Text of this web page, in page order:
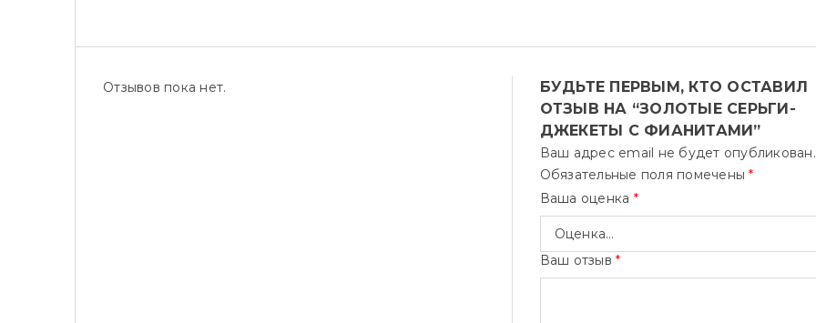
Отзывов пока нет.
БУДЬТЕ ПЕРВЫМ, КТО ОСТАВИЛ
ОТЗЫВ НА “ЗОЛОТЫЕ СЕРЬГИ-
ДЖЕКЕТЫ С ФИАНИТАМИ”
Ваш адрес email не будет опубликован.
Обязательные поля помечены*
Ваша оценка *
Ваш отзыв*